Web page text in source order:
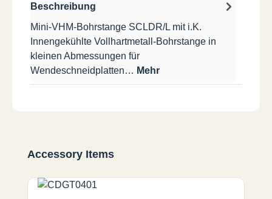
Beschreibung
Mini-VHM-Bohrstange SCLDR/L mit i.K.
Innengekühlte Vollhartmetall-Bohrstange in
kleinen Abmessungen für
Wendeschneidplatten… Mehr
Produktgalerie überspringen
Accessory Items